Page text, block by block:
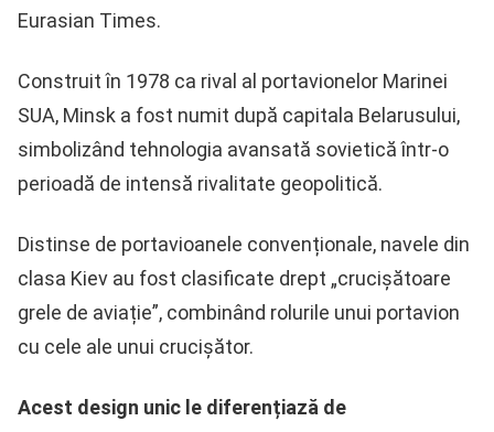
Eurasian Times.
Construit în 1978 ca rival al portavionelor Marinei
SUA, Minsk a fost numit după capitala Belarusului,
simbolizând tehnologia avansată sovietică într-o
perioadă de intensă rivalitate geopolitică.
Distinse de portavioanele convenționale, navele din
clasa Kiev au fost clasificate drept „crucișătoare
grele de aviație”, combinând rolurile unui portavion
cu cele ale unui crucișător.
Acest design unic le diferențiază de